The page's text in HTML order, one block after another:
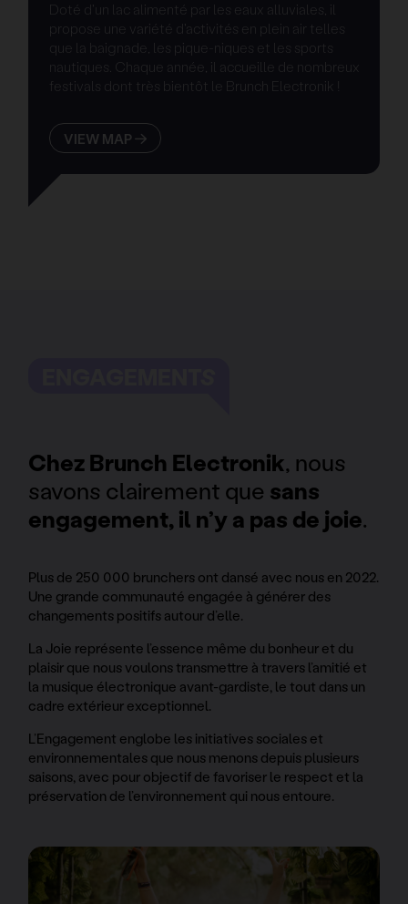
Doté d'un lac alimenté par les eaux alluviales, il
propose une variété d'activités en plein air telles
que la baignade, les pique-niques et les sports
nautiques. Chaque année, il accueille de nombreux
festivals dont très bientôt le Brunch Electronik !
VIEW MAP
Chez Brunch Electronik, nous
savons clairement que sans
engagement, il n’y a pas de joie.
Plus de 250 000 brunchers ont dansé avec nous en 2022.
Une grande communauté engagée à générer des
changements positifs autour d’elle.
La Joie représente l’essence même du bonheur et du
plaisir que nous voulons transmettre à travers l’amitié et
la musique électronique avant-gardiste, le tout dans un
cadre extérieur exceptionnel.
L’Engagement englobe les initiatives sociales et
environnementales que nous menons depuis plusieurs
saisons, avec pour objectif de favoriser le respect et la
préservation de l’environnement qui nous entoure.